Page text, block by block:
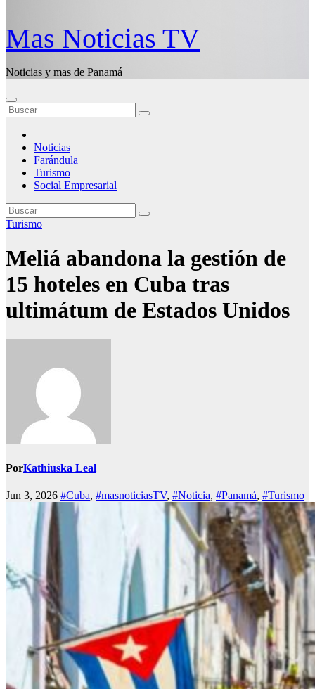
Mas Noticias TV
Noticias y mas de Panamá
Noticias
Farándula
Turismo
Social Empresarial
Turismo
Meliá abandona la gestión de
15 hoteles en Cuba tras
ultimátum de Estados Unidos
PorKathiuska Leal
Jun 3, 2026 #Cuba, #masnoticiasTV, #Noticia, #Panamá, #Turismo